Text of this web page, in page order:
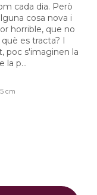
cada dia. Però
cosa nova i
horrible, que no
es tracta? I
poc s'imaginen la
la p...
cm